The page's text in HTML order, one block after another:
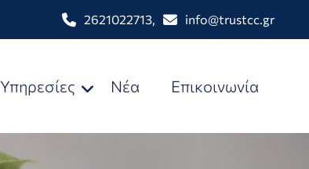
2621022713, info@trustcc.gr
Υπηρεσίες Νέα Επικοινωνία